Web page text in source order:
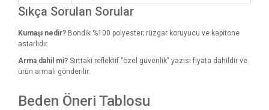
Sıkça Sorulan Sorular
Kumaşı nedir? Bondik %100 polyester; rüzgar koruyucu ve kapitone
astarlıdır.
Arma dahil mi? Sırttaki reflektif "özel güvenlik" yazısı fiyata dahildir ve
ürün armalı gönderilir.
Beden Öneri Tablosu